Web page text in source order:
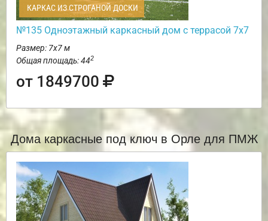
КАРКАС ИЗ СТРОГАНОЙ ДОСКИ
№135 Одноэтажный каркасный дом с террасой 7х7
Размер: 7х7 м
Общая площадь: 442
от 1849700
Дома каркасные под ключ в Орле для ПМЖ